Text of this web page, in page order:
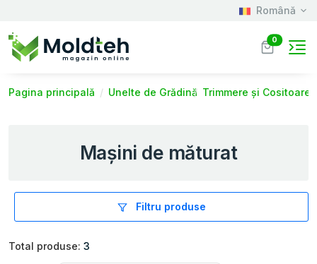
Română
0
Pagina principală Unelte de Grădină Trimmere și Cositoare
Mașini de măturat
Filtru produse
Total produse: 3